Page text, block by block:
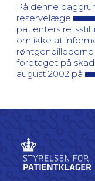
På denne
reservelæge
patienters
om ikke at
foretaget på
august 2002 på